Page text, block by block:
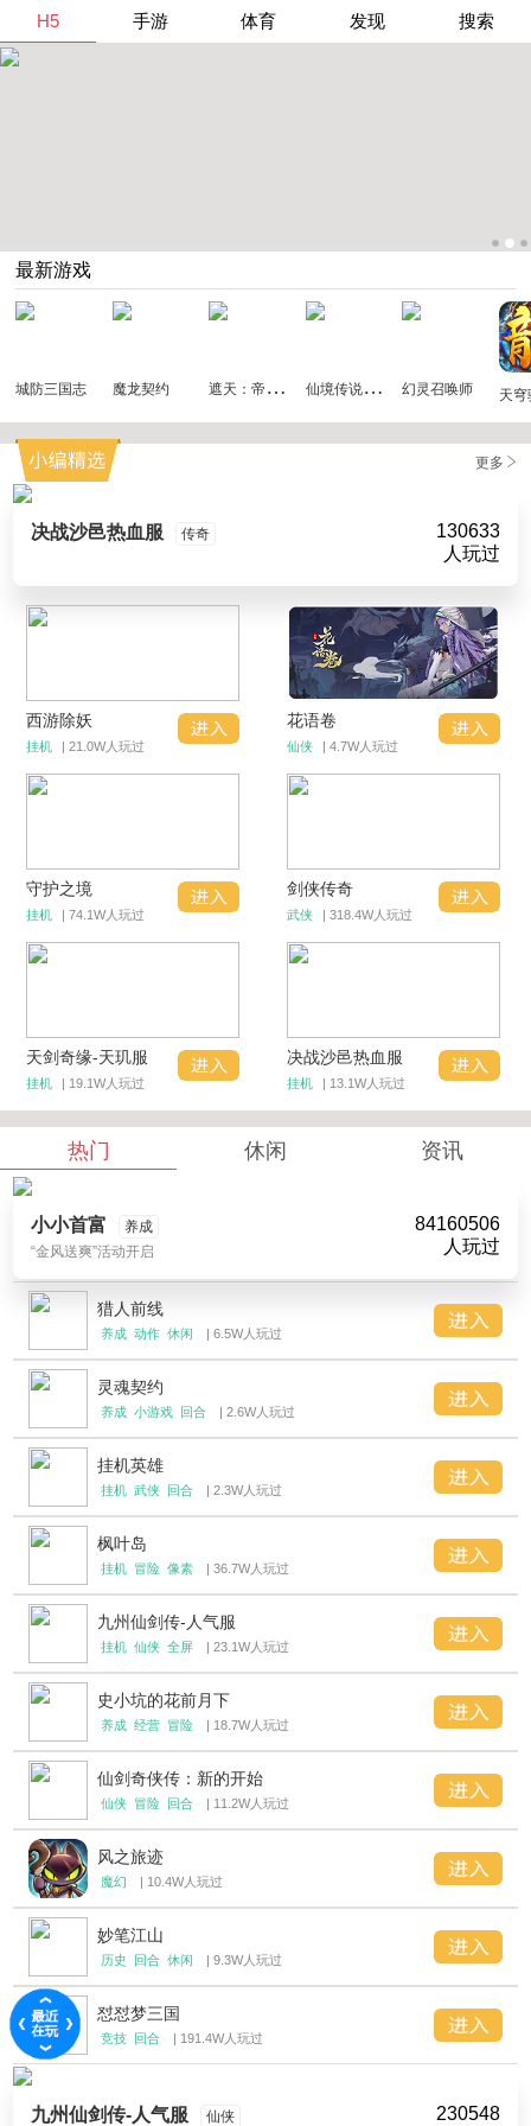
H5 手游 体育 发现 搜索
最新游戏
城防三国志 魔龙契约 遮
天：帝路争锋 仙
境传说：破晓 幻灵召唤师 天穹
更多
决战沙邑热血服 传奇
130633
人玩过
西游除妖
挂机 | 21.0W人玩过
花语卷
仙侠 | 4.7W人玩过
守护之境
挂机 | 74.1W人玩过
剑侠传奇
武侠 | 318.4W人玩过
天剑奇缘-天玑服
挂机 | 19.1W人玩过
决战沙邑热血服
挂机 | 13.1W人玩过
热门 休闲 资讯
小小首富
养成
“金风送爽”活动开启
84160506
人玩过
猎人前线
养成 动作 休闲 | 6.5W人玩过
灵魂契约
养成 小游戏 回合 | 2.6W人玩过
挂机英雄
挂机 武侠 回合 | 2.3W人玩过
枫叶岛
挂机 冒险 像素 | 36.7W人玩过
九州仙剑传-人气服
挂机 仙侠 全屏 | 23.1W人玩过
史小坑的花前月下
养成 经营 冒险 | 18.7W人玩过
仙剑奇侠传：新的开始
仙侠 冒险 回合 | 11.2W人玩过
风之旅迹
魔幻 | 10.4W人玩过
妙笔江山
历史 回合 休闲 | 9.3W人玩过
怼怼梦三国
竞技 回合 | 191.4W人玩过
九州仙剑传-人气服 仙侠 230548